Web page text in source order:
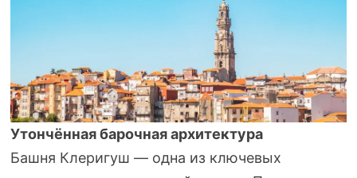
Утончённая барочная архитектура
Башня Клеригуш — одна из ключевых